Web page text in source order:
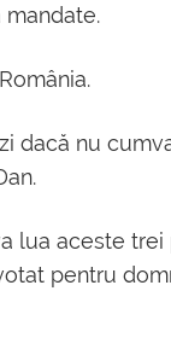
dacă nu
lua aceste
pentru